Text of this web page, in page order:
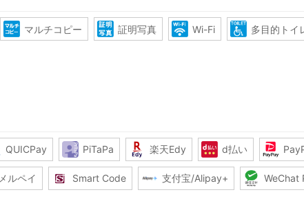
マルチコピー 証明写真 Wi-Fi 多目的トイ
QUICPay PiTaPa 楽天Edy d払い
メルペイ Smart Code 支付宝/Alipay+ WeChat